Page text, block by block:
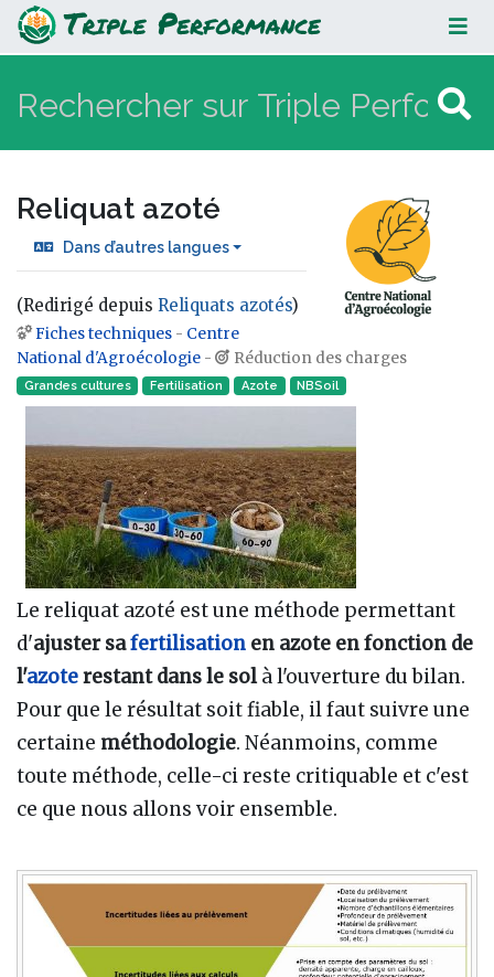
Reliquat azoté
Reliquat azoté
Dans d’autres langues
(Redirigé depuis Reliquats azotés)
Aller à :navigation,rechercher
Fiches techniques - Centre
National d'Agroécologie - Réduction des charges
Grandes cultures Fertilisation Azote NBSoil
Le reliquat azoté est une méthode permettant
d'ajuster safertilisation en azote en fonction de
l'azoterestant dans le solà l'ouverture du bilan.
Pour que le résultat soit fiable, il faut suivre une
certaine méthodologie. Néanmoins, comme
toute méthode, celle-ci reste critiquable et c'est
ce que nous allons voir ensemble.